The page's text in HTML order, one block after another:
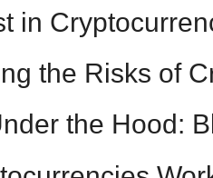
in
the Risks of
the Hood: